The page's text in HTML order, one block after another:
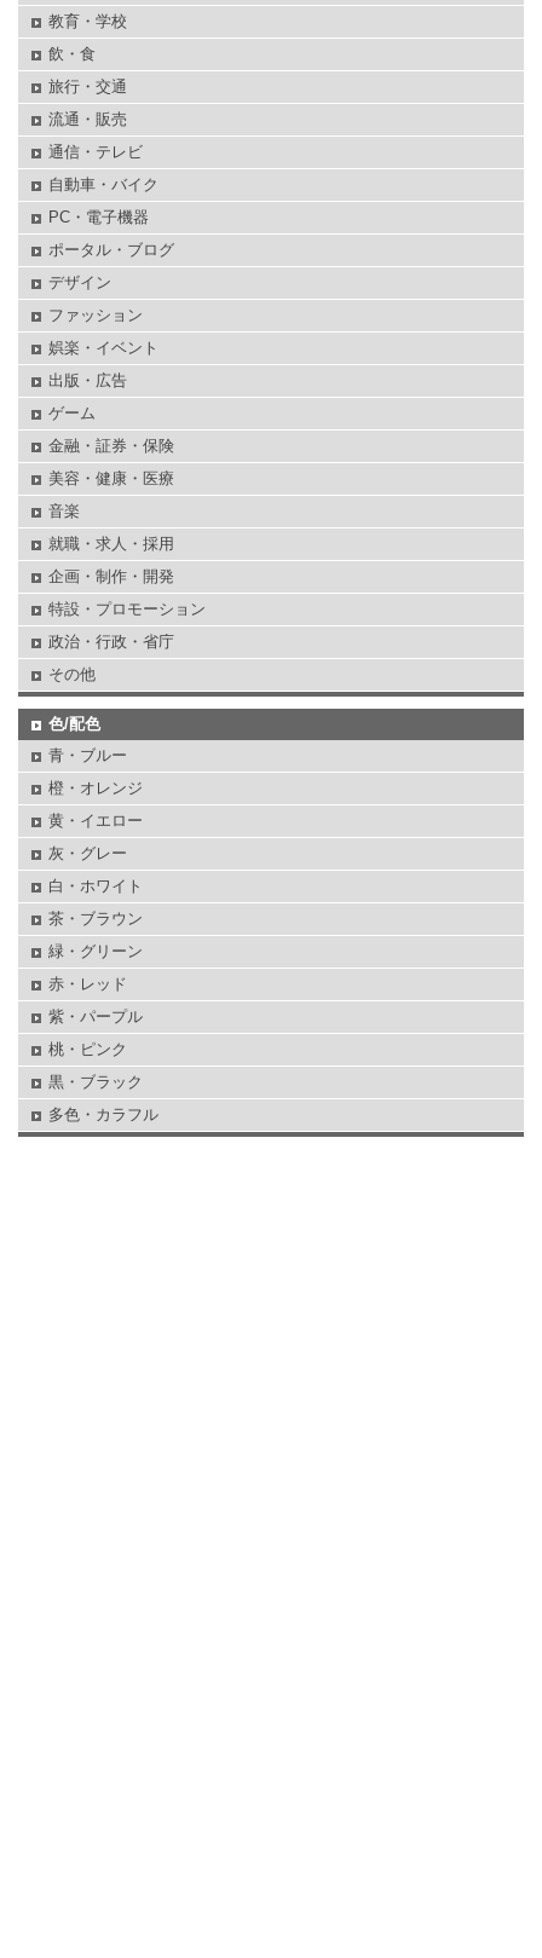
教育・学校
飲・食
旅行・交通
流通・販売
通信・テレビ
自動車・バイク
PC・電子機器
ポータル・ブログ
デザイン
ファッション
娯楽・イベント
出版・広告
ゲーム
金融・証券・保険
美容・健康・医療
音楽
就職・求人・採用
企画・制作・開発
特設・プロモーション
政治・行政・省庁
その他
色/配色
青・ブルー
橙・オレンジ
黄・イエロー
灰・グレー
白・ホワイト
茶・ブラウン
緑・グリーン
赤・レッド
紫・パープル
桃・ピンク
黒・ブラック
多色・カラフル